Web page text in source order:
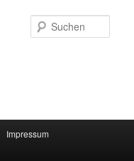
Impressum